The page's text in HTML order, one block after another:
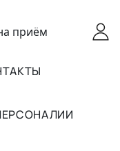
приём